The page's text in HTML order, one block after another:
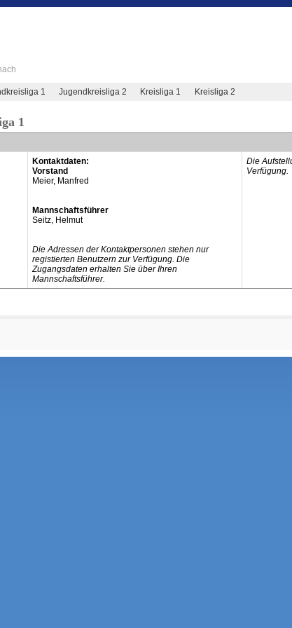
1 Jugendkreisliga 2 Kreisliga 1 Kreisliga 2
1
Kontaktdaten:
Vorstand
Meier, Manfred
Mannschaftsführer
Seitz, Helmut
Die Adressen der Kontaktpersonen stehen nur
registierten Benutzern zur Verfügung. Die
Zugangsdaten erhalten Sie über Ihren
Mannschaftsführer.
Die
Verfügung.